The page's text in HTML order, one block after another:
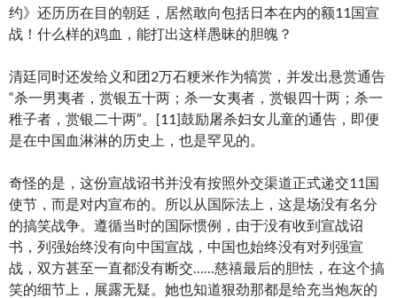
约》还历历在目的朝廷，居然敢向包括日本在内的额11国宣
战！什么样的鸡血，能打出这样愚昧的胆魄？
清廷同时还发给义和团2万石粳米作为犒赏，并发出悬赏通告
“杀一男夷者，赏银五十两；杀一女夷者，赏银四十两；杀一
稚子者，赏银二十两”。[11]鼓励屠杀妇女儿童的通告，即便
是在中国血淋淋的历史上，也是罕见的。
奇怪的是，这份宣战诏书并没有按照外交渠道正式递交11国
使节，而是对内宣布的。所以从国际法上，这是场没有名分
的搞笑战争。遵循当时的国际惯例，由于没有收到宣战诏
书，列强始终没有向中国宣战，中国也始终没有对列强宣
战，双方甚至一直都没有断交……慈禧最后的胆怯，在这个搞
笑的细节上，展露无疑。她也知道狠劲那都是给充当炮灰的